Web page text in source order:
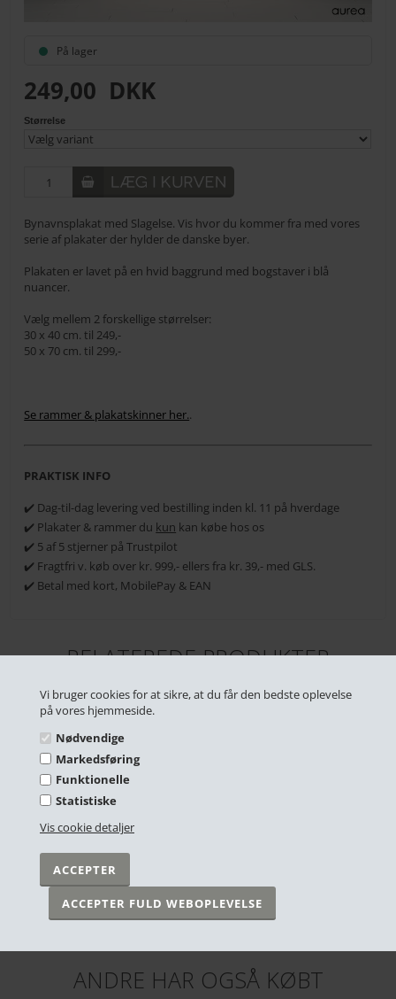
Vi bruger cookies for at sikre, at du får den bedste oplevelse
på vores hjemmeside.
Nødvendige
Markedsføring
Funktionelle
Statistiske
Vis cookie detaljer
På lager
249,00 DKK
Størrelse
Bynavnsplakat med Slagelse. Vis hvor du kommer fra med vores
serie af plakater der hylder de danske byer.
Plakaten er lavet på en hvid baggrund med bogstaver i blå
nuancer.
Vælg mellem 2 forskellige størrelser:
30 x 40 cm. til 249,-
50 x 70 cm. til 299,-
Se rammer & plakatskinner her..
PRAKTISK INFO
✔️ Dag-til-dag levering ved bestilling inden kl. 11 på hverdage
✔️ Plakater & rammer du kun kan købe hos os
✔️ 5 af 5 stjerner på Trustpilot
✔️ Fragtfri v. køb over kr. 999,- ellers fra kr. 39,- med GLS.
✔️ Betal med kort, MobilePay & EAN
RELATEREDE PRODUKTER
DKK 249,00
På lager
DKK 249,00
På lager
ANDRE HAR OGSÅ KØBT